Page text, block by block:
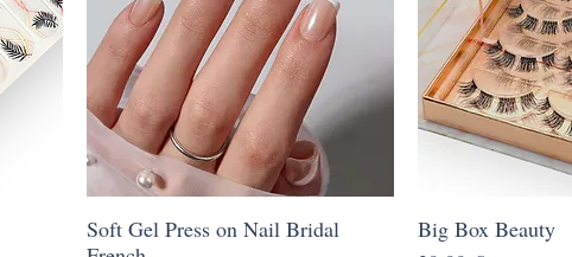
Schnellansicht
Soft Gel Press on Nail Bridal
Big Box Beauty